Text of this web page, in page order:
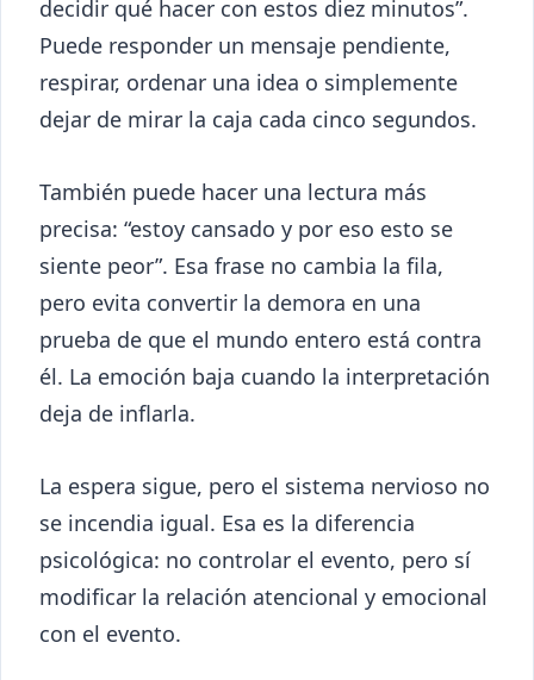
decidir qué hacer con estos diez minutos”.
Puede responder un mensaje pendiente,
respirar, ordenar una idea o simplemente
dejar de mirar la caja cada cinco segundos.
También puede hacer una lectura más
precisa: “estoy cansado y por eso esto se
siente peor”. Esa frase no cambia la fila,
pero evita convertir la demora en una
prueba de que el mundo entero está contra
él. La emoción baja cuando la interpretación
deja de inflarla.
La espera sigue, pero el sistema nervioso no
se incendia igual. Esa es la diferencia
psicológica: no controlar el evento, pero sí
modificar la relación atencional y emocional
con el evento.